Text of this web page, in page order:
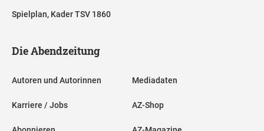
Spielplan, Kader TSV 1860
Die Abendzeitung
Autoren und Autorinnen
Karriere / Jobs
Mediadaten
AZ-Shop